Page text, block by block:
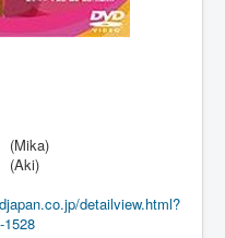
(Mika)
(Aki)
detailview.html?